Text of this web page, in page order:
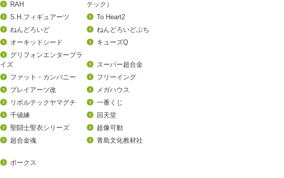
RAH
テック）
S.H.フィギュアーツ
To Heart2
ねんどろいど
ねんどろいどぷち
オーキッドシード
キューズQ
グリフォンエンタープラ
イズ
スーパー超合金
ファット・カンパニー
フリーイング
プレイアーツ改
メガハウス
リボルテックヤマグチ
一番くじ
千値練
回天堂
聖闘士聖衣シリーズ
超像可動
超合金魂
青島文化教材社
ボークス